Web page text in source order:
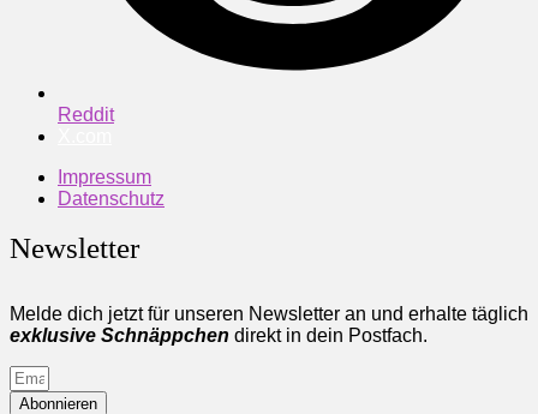
Reddit
Impressum
Datenschutz
Newsletter
Melde dich jetzt für unseren Newsletter an und erhalte täglich
exklusive Schnäppchen direkt in dein Postfach.
Abonnieren